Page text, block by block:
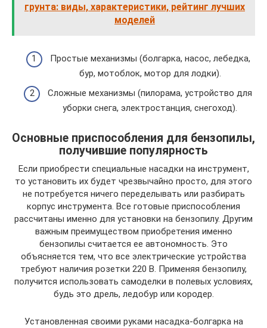
грунта: виды, характеристики, рейтинг лучших
моделей
Простые механизмы (болгарка, насос, лебедка,
бур, мотоблок, мотор для лодки).
Сложные механизмы (пилорама, устройство для
уборки снега, электростанция, снегоход).
Основные приспособления для бензопилы,
получившие популярность
Если приобрести специальные насадки на инструмент,
то установить их будет чрезвычайно просто, для этого
не потребуется ничего переделывать или разбирать
корпус инструмента. Все готовые приспособления
рассчитаны именно для установки на бензопилу. Другим
важным преимуществом приобретения именно
бензопилы считается ее автономность. Это
объясняется тем, что все электрические устройства
требуют наличия розетки 220 В. Применяя бензопилу,
получится использовать самоделки в полевых условиях,
будь это дрель, ледобур или кородер.
Установленная своими руками насадка-болгарка на